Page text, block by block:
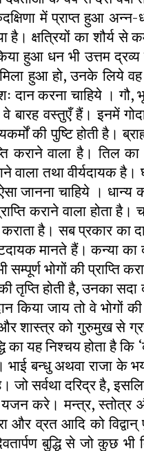
में प्राप्त हुआ अन्न-
क्षत्रियों का शौर्य से
हुआ धन भी उत्तम द्रव्य
हुआ हो, उनके लिये
करना चाहिये । गौ,
बारह वस्तुएँ हैं। इनमें
की पुष्टि होती है।
कराने वाला है। तिल
वाला तथा वीर्यदायक है।
जानना चाहिये । धान्य
कराने वाला होता है।
है। सब प्रकार का
मानते हैं। कन्या
भोगों की प्राप्ति
तृप्ति होती है, उनका
जाय तो वे भोगों की
और शास्त्र को गुरुमुख से
का यह निश्चय होता है कि
बन्धु अथवा राजा के
जो सर्वथा दरिद्र है,
यजन करे। मन्त्र, स्तोत्र
और व्रत आदि को
बुद्धि से जो कुछ भी